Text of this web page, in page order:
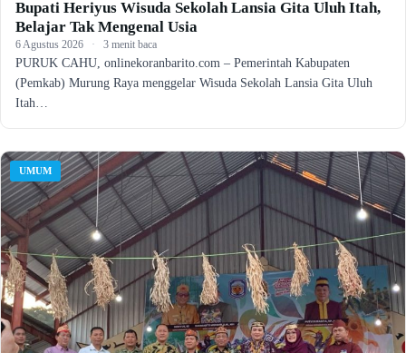
Bupati Heriyus Wisuda Sekolah Lansia Gita Uluh Itah,
Belajar Tak Mengenal Usia
6 Agustus 2026 · 3 menit baca
PURUK CAHU, onlinekoranbarito.com – Pemerintah Kabupaten
(Pemkab) Murung Raya menggelar Wisuda Sekolah Lansia Gita Uluh
Itah…
UMUM